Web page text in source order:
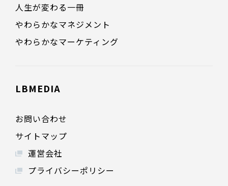
人生が変わる一冊
やわらかなマネジメント
やわらかなマーケティング
LBMEDIA
お問い合わせ
サイトマップ
運営会社
プライバシーポリシー